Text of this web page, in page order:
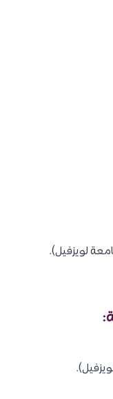
لويزفيل).